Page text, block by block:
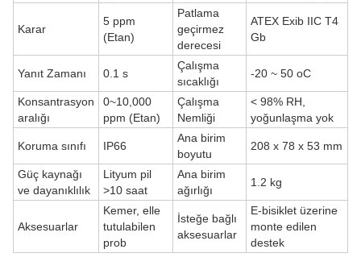
Karar
5 ppm
(Etan)
Patlama
geçirmez
derecesi
ATEX Exib IIC T4
Gb
Yanıt Zamanı 0.1 s
Çalışma
sıcaklığı
-20 ~ 50 oC
Konsantrasyon
aralığı
0~10,000
ppm (Etan)
Çalışma
Nemliği
< 98% RH,
yoğunlaşma yok
Koruma sınıfı IP66
Ana birim
boyutu
208 x 78 x 53 mm
Güç kaynağı
ve dayanıklılık
Lityum pil
>10 saat
Ana birim
ağırlığı
1.2 kg
Aksesuarlar
Kemer, elle
tutulabilen
prob
İsteğe bağlı
aksesuarlar
E-bisiklet üzerine
monte edilen
destek